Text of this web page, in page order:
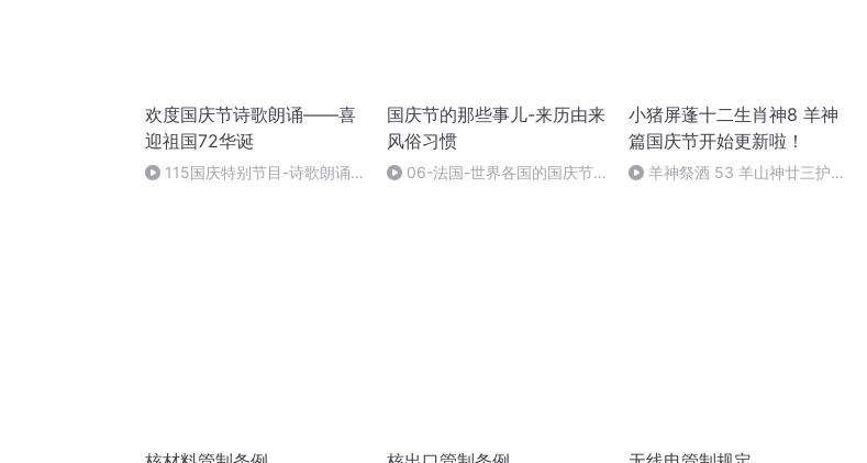
欢度国庆节诗歌朗诵——喜
迎祖国72华诞
115国庆特别节目-诗歌朗诵-
国庆节的那些事儿-来历由来
风俗习惯
06-法国-世界各国的国庆节-
小猪屏蓬十二生肖神8 羊神
篇国庆节开始更新啦！
羊神祭酒 53 羊山神廿三护祭